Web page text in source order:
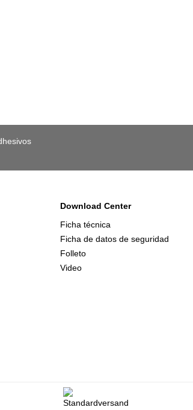
Download Center
Ficha técnica
Ficha de datos de seguridad
Folleto
Video